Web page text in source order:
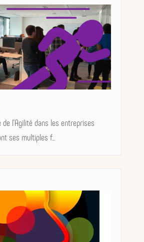
de l'Agilité dans les entreprises
ses multiples f...